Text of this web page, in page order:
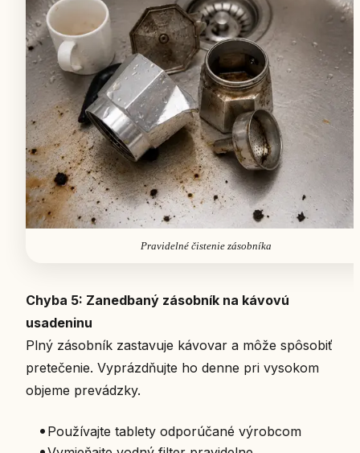
Pravidelné čistenie zásobníka
Chyba 5: Zanedbaný zásobník na kávovú
usadeninu
Plný zásobník zastavuje kávovar a môže spôsobiť
pretečenie. Vyprázdňujte ho denne pri vysokom
objeme prevádzky.
• Používajte tablety odporúčané výrobcom